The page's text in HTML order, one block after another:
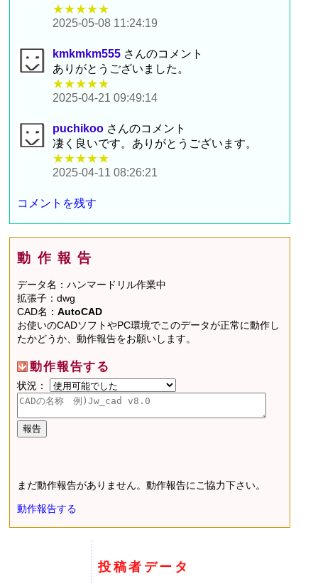
★★★★★
2025-05-08 11:24:19
kmkmkm555 さんのコメント
ありがとうございました。
★★★★★
2025-04-21 09:49:14
puchikoo さんのコメント
凄く良いです。ありがとうございます。
★★★★★
2025-04-11 08:26:21
コメントを残す
動作報告
データ名：ハンマードリル作業中
拡張子：dwg
CAD名：AutoCAD
お使いのCADソフトやPC環境でこのデータが正常に動作し
たかどうか、動作報告をお願いします。
動作報告する
状況：
まだ動作報告がありません。動作報告にご協力下さい。
動作報告する
投稿者データ